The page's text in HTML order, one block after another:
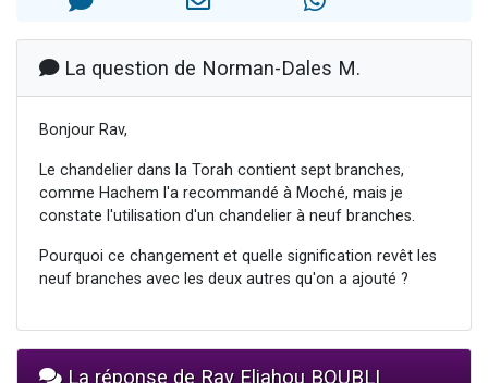
La question de Norman-Dales M.
Bonjour Rav,
Le chandelier dans la Torah contient sept branches,
comme Hachem l'a recommandé à Moché, mais je
constate l'utilisation d'un chandelier à neuf branches.
Pourquoi ce changement et quelle signification revêt les
neuf branches avec les deux autres qu'on a ajouté ?
La réponse de Rav Eliahou BOUBLI